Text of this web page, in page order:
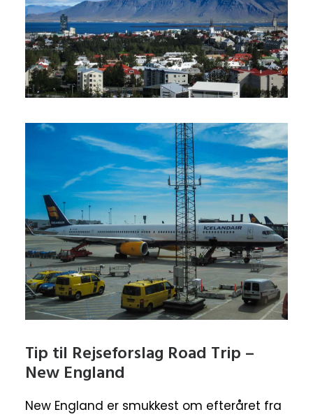
Tip til Rejseforslag Road Trip –
New England
New England er smukkest om efteråret fra